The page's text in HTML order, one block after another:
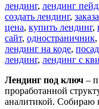
лендинг, лендинг
создать лендинг,
цена, купить лендинг,
сайт, одностраничник,
лендинг на коде,
лендинг, лендинг с
Лендинг под ключ –
проработанной
аналитикой. Собираю